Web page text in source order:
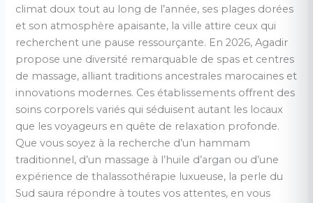
climat doux tout au long de l’année, ses plages dorées
et son atmosphère apaisante, la ville attire ceux qui
recherchent une pause ressourçante. En 2026, Agadir
propose une diversité remarquable de spas et centres
de massage, alliant traditions ancestrales marocaines et
innovations modernes. Ces établissements offrent des
soins corporels variés qui séduisent autant les locaux
que les voyageurs en quête de relaxation profonde.
Que vous soyez à la recherche d’un hammam
traditionnel, d’un massage à l’huile d’argan ou d’une
expérience de thalassothérapie luxueuse, la perle du
Sud saura répondre à toutes vos attentes, en vous